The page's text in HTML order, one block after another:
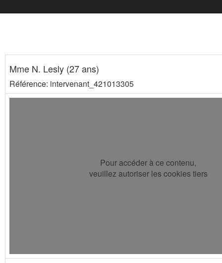
Mme N. Lesly (27 ans)
Référence: intervenant_421013305
Pour accéder à ce contenu,
veuillez autoriser les cookies tiers